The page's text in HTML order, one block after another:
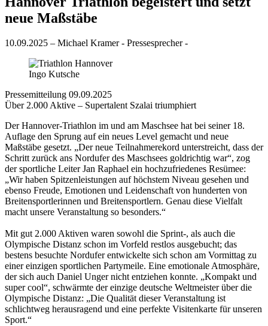
neue Maßstäbe
10.09.2025 – Michael Kramer - Pressesprecher -
Ingo Kutsche
Pressemitteilung 09.09.2025
Über 2.000 Aktive – Supertalent Szalai triumphiert
Der Hannover-Triathlon im und am Maschsee hat bei seiner 18.
Auflage den Sprung auf ein neues Level gemacht und neue
Maßstäbe gesetzt. „Der neue Teilnahmerekord unterstreicht, dass der
Schritt zurück ans Nordufer des Maschsees goldrichtig war“, zog
der sportliche Leiter Jan Raphael ein hochzufriedenes Resümee:
„Wir haben Spitzenleistungen auf höchstem Niveau gesehen und
ebenso Freude, Emotionen und Leidenschaft von hunderten von
Breitensportlerinnen und Breitensportlern. Genau diese Vielfalt
macht unsere Veranstaltung so besonders.“
Mit gut 2.000 Aktiven waren sowohl die Sprint-, als auch die
Olympische Distanz schon im Vorfeld restlos ausgebucht; das
bestens besuchte Nordufer entwickelte sich schon am Vormittag zu
einer einzigen sportlichen Partymeile. Eine emotionale Atmosphäre,
der sich auch Daniel Unger nicht entziehen konnte. „Kompakt und
super cool“, schwärmte der einzige deutsche Weltmeister über die
Olympische Distanz: „Die Qualität dieser Veranstaltung ist
schlichtweg herausragend und eine perfekte Visitenkarte für unseren
Sport.“